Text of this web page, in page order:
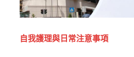
自我護理與日常注意事項